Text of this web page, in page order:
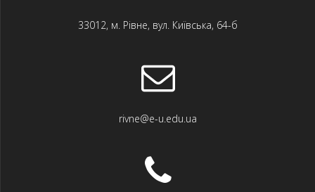
33012, м. Рівне, вул. Київська, 64-б
rivne@e-u.edu.ua